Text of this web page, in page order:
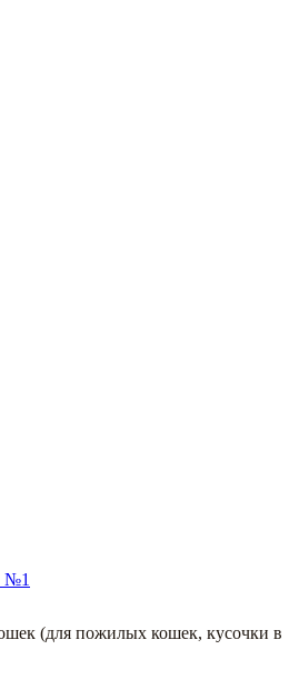
№1
(для пожилых кошек, кусочки в